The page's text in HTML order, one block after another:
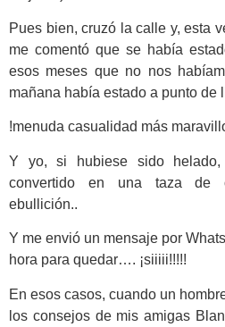
Pues bien, cruzó la calle y, esta
me comentó que se había
esos meses que no nos
mañana había estado a punto
!menuda casualidad más
Y yo, si hubiese sido helado,
convertido en una taza de
ebullición..
Y me envió un mensaje por
hora para quedar…. ¡siiiii!!!!!
En esos casos, cuando un
los consejos de mis amigas